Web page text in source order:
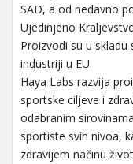
SAD, a od nedavno
Ujedinjeno
Proizvodi su u
industriji u EU.
Haya Labs razvija
sportske ciljeve i
odabranim
sportiste svih nivoa,
zdravijem načinu